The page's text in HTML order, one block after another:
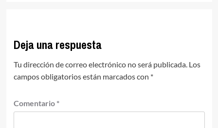
Deja una respuesta
Tu dirección de correo electrónico no será publicada. Los
campos obligatorios están marcados con *
Comentario *